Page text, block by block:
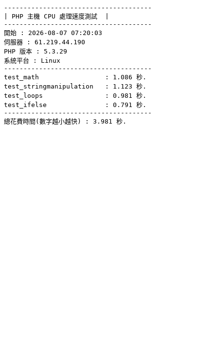
--------------------------------------
| PHP 主機 CPU 處理速度測試  |
--------------------------------------
開始 : 2026-08-07 07:20:03
伺服器 : 61.219.44.190
PHP 版本 : 5.3.29
系統平台 : Linux
--------------------------------------
test_math                 : 1.086 秒.
test_stringmanipulation   : 1.123 秒.
test_loops                : 0.981 秒.
test_ifelse               : 0.791 秒.
--------------------------------------